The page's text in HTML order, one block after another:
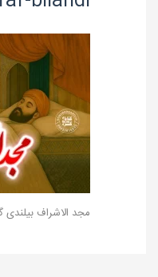
مجد الاشراف بیلندی